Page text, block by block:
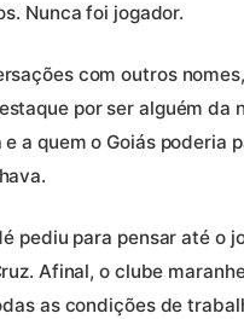
Nunca foi jogador.
com outros
por ser alguém da
a quem o Goiás poderia
pediu para pensar até o
Afinal, o clube
as condições de